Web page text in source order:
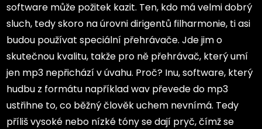
software může požitek kazit. Ten, kdo má velmi dobrý
sluch, tedy skoro na úrovni dirigentů filharmonie, ti asi
budou používat speciální přehrávače. Jde jim o
skutečnou kvalitu, takže pro ně přehrávač, který umí
jen mp3 nepřichází v úvahu. Proč? Inu, software, který
hudbu z formátu například wav převede do mp3
ustřihne to, co běžný člověk uchem nevnímá. Tedy
příliš vysoké nebo nízké tóny se dají pryč, čímž se